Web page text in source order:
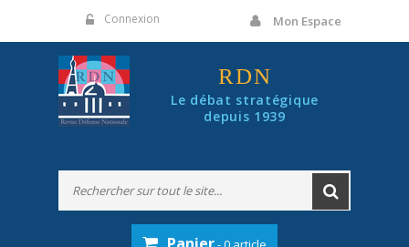
Connexion Mon Espace
RDN
Le débat stratégique
depuis 1939